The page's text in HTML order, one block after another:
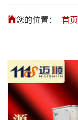
您的位置： 首页